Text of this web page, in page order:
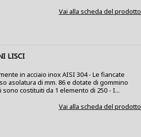
Vai alla scheda del prodotto
LISCI
in acciaio inox AISI 304 - Le fiancate
asolatura di mm. 86 e dotate di gommino
costituiti da 1 elemento di 250 - I...
Vai alla scheda del prodotto